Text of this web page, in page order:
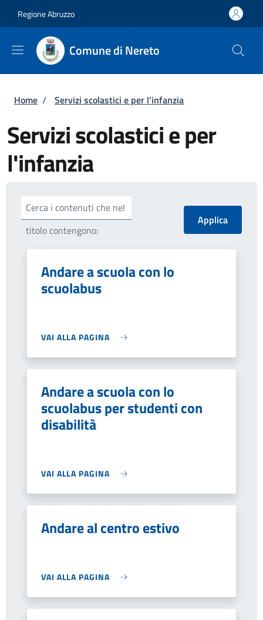
Regione Abruzzo
Comune di Nereto
Briciole di pane
Home / Servizi scolastici e per l'infanzia
Servizi scolastici e per
l'infanzia
Cerca i contenuti che nel
titolo contengono:
Andare a scuola con lo
scuolabus
VAI ALLA PAGINA
Andare a scuola con lo
scuolabus per studenti con
disabilità
VAI ALLA PAGINA
Andare al centro estivo
VAI ALLA PAGINA